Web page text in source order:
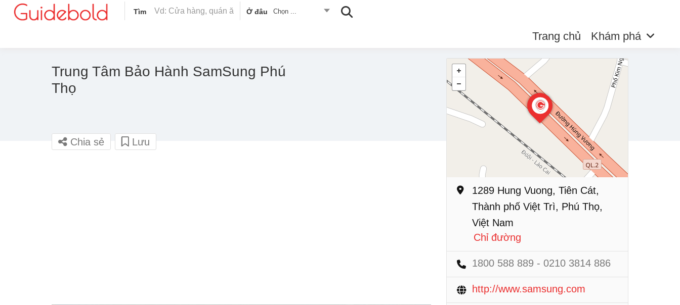
Tìm Ở đâu Chọn ...
Trang chủ Khám phá
Trung Tâm Bảo Hành SamSung Phú
Thọ
Chia sẻ Lưu
1289 Hung Vuong, Tiên Cát,
Thành phố Việt Trì, Phú Thọ,
Việt Nam
Chỉ đường
1800 588 889 - 0210 3814 886
http://www.samsung.com